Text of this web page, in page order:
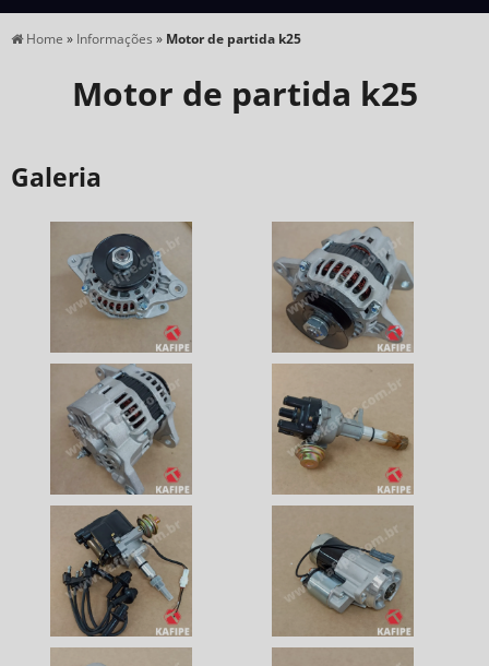
Home » Informações » Motor de partida k25
Motor de partida k25
Galeria